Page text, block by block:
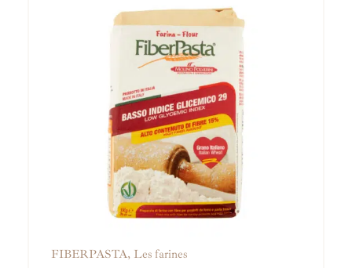
FIBERPASTA, Les farines